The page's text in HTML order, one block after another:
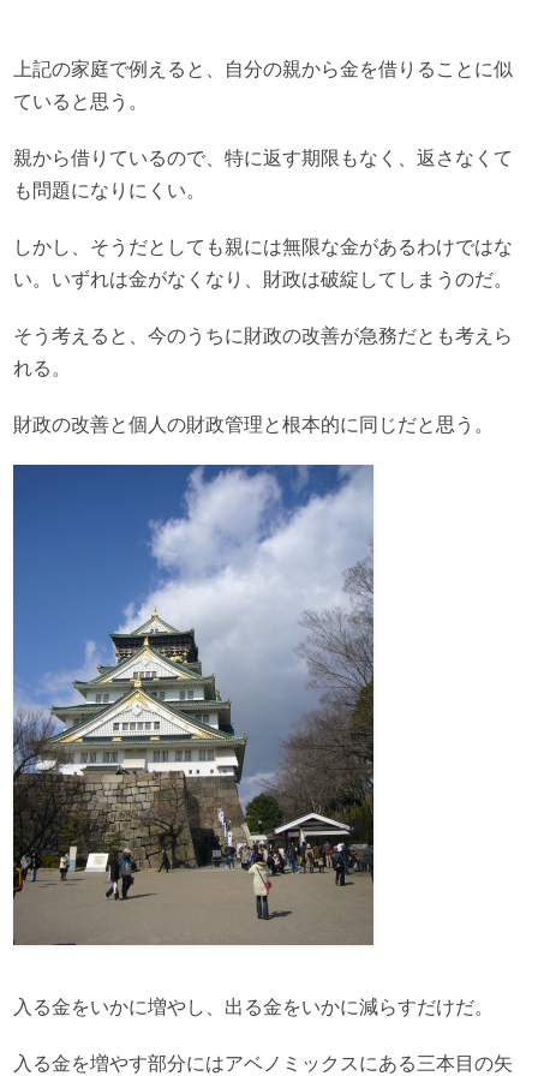
上記の家庭で例えると、自分の親から金を借りることに似
ていると思う。
親から借りているので、特に返す期限もなく、返さなくて
も問題になりにくい。
しかし、そうだとしても親には無限な金があるわけではな
い。いずれは金がなくなり、財政は破綻してしまうのだ。
そう考えると、今のうちに財政の改善が急務だとも考えら
れる。
財政の改善と個人の財政管理と根本的に同じだと思う。
入る金をいかに増やし、出る金をいかに減らすだけだ。
入る金を増やす部分にはアベノミックスにある三本目の矢